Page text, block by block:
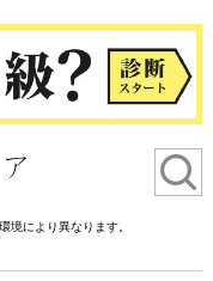
境により異なります。